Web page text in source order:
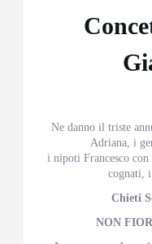
Ne danno il triste
Adriana, i
i nipoti Francesco
cognati,
Chieti
NON